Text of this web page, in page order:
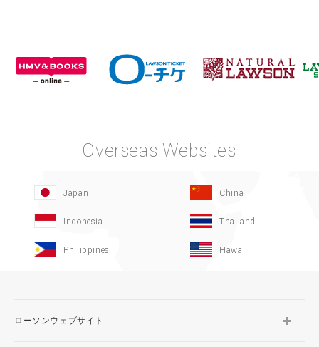
Overseas Websites
Japan China
Indonesia Thailand
Philippines Hawaii
ローソンウェブサイト